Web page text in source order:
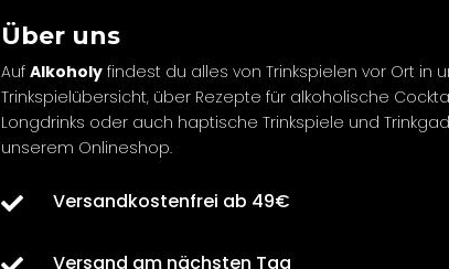
Über uns
Auf Alkoholyfindest du alles von Trinkspielen vor Ort in
Trinkspielübersicht, über Rezepte für alkoholische
Longdrinks oder auch haptische Trinkspiele und
unserem Onlineshop.
 Versandkostenfrei ab 49€
Versand am nächsten Tag